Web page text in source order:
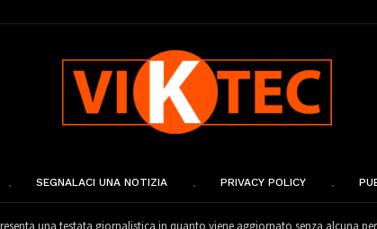
SEGNALACI UNA NOTIZIA PRIVACY POLICY